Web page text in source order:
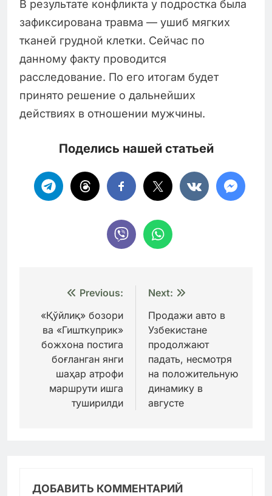
В результате конфликта у подростка была
зафиксирована травма — ушиб мягких
тканей грудной клетки. Сейчас по
данному факту проводится
расследование. По его итогам будет
принято решение о дальнейших
действиях в отношении мужчины.
Поделись нашей статьей
Навигация
по
записям
Previous:
«Қўйлиқ» бозори
ва «Гишткуприк»
божхона постига
боғланган янги
шаҳар атрофи
маршрути ишга
туширилди
Next:
Продажи авто в
Узбекистане
продолжают
падать, несмотря
на положительную
динамику в
августе
ДОБАВИТЬ КОММЕНТАРИЙ